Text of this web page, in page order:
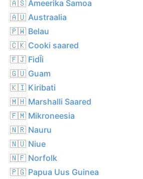
🇦🇸 Ameerika Samoa
🇦🇺 Austraalia
🇵🇼 Belau
🇨🇰 Cooki saared
🇫🇯 FidĪi
🇬🇺 Guam
🇰🇮 Kiribati
🇲🇭 Marshalli Saared
🇫🇲 Mikroneesia
🇳🇷 Nauru
🇳🇺 Niue
🇳🇫 Norfolk
🇵🇬 Papua Uus Guinea